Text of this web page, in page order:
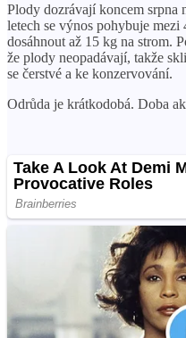
Plody dozrávají koncem srpna
letech se výnos pohybuje
dosáhnout až 15 kg na strom.
že plody neopadávají, takže
se čerstvé a ke konzervování.
Odrůda je krátkodobá. Doba